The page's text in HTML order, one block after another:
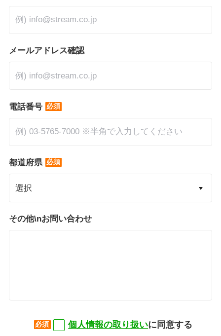
メールアドレス確認
*
電話番号
*
都道府県
その他\nお問い合わせ
* 個人情報の取り扱いに同意する